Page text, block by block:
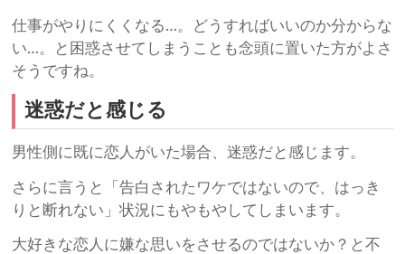
仕事がやりにくくなる…。どうすればいいのか分からな
い…。と困惑させてしまうことも念頭に置いた方がよさ
そうですね。
迷惑だと感じる
男性側に既に恋人がいた場合、迷惑だと感じます。
さらに言うと「告白されたワケではないので、はっき
りと断れない」状況にもやもやしてしまいます。
大好きな恋人に嫌な思いをさせるのではないか？と不